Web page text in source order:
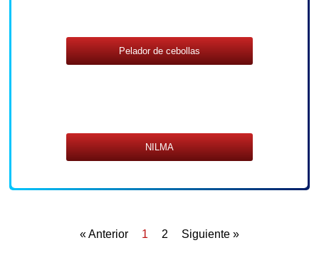
Pelador de cebollas
NILMA
« Anterior 1 2 Siguiente »